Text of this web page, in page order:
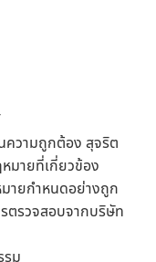
ความถูกต้อง สุจริต
มายที่เกี่ยวข้อง
ายกำหนดอย่างถูก
ตรวจสอบจากบริษัท
รม